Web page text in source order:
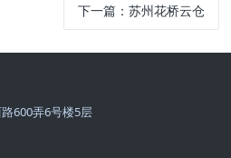
下一篇： 苏州花桥云仓
600弄6号楼5层